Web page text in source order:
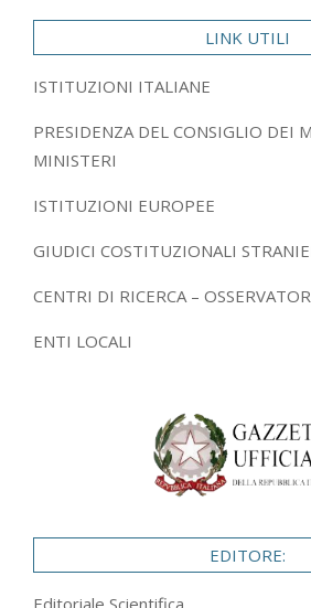
LINK UTILI
ISTITUZIONI ITALIANE
PRESIDENZA DEL CONSIGLIO DEI
MINISTERI
ISTITUZIONI EUROPEE
GIUDICI COSTITUZIONALI
CENTRI DI RICERCA –
ENTI LOCALI
EDITORE:
Editoriale Scientifica